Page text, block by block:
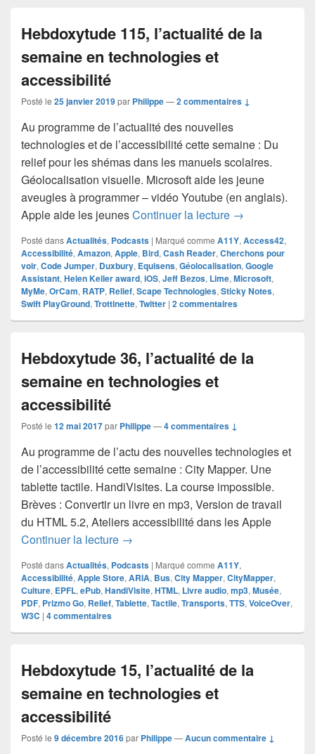
Hebdoxytude 115, l’actualité de la
semaine en technologies et
accessibilité
Posté le 25 janvier 2019par Philippe—2 commentaires ↓
Au programme de l’actualité des nouvelles
technologies et de l’accessibilité cette semaine : Du
relief pour les shémas dans les manuels scolaires.
Géolocalisation visuelle. Microsoft aide les jeune
aveugles à programmer – vidéo Youtube (en anglais).
Apple aide les jeunesContinuer la lecture Hebdoxytude
→
Posté dansActualités, Podcasts | Marqué comme A11Y, Access42,
Accessibilité, Amazon, Apple, Bird, Cash Reader, Cherchons pour
voir, Code Jumper, Duxbury, Equisens, Géolocalisation, Google
Assistant, Helen Keller award, iOS, Jeff Bezos, Lime, Microsoft,
MyMe, OrCam, RATP, Relief, Scape Technologies, Sticky Notes,
Swift PlayGround, Trottinette, Twitter | 2 commentaires
Hebdoxytude 36, l’actualité de la
semaine en technologies et
accessibilité
Posté le 12 mai 2017par Philippe—4 commentaires ↓
Au programme de l’actu des nouvelles technologies et
de l’accessibilité cette semaine : City Mapper. Une
tablette tactile. HandiVisites. La course impossible.
Brèves : Convertir un livre en mp3, Version de travail
du HTML 5.2, Ateliers accessibilité dans les Apple
Continuer la lecture Hebdoxytude 36, l’actualité de la
→
Posté dansActualités, Podcasts | Marqué comme A11Y,
Accessibilité, Apple Store, ARIA, Bus, City Mapper, CityMapper,
Culture, EPFL, ePub, HandiVisite, HTML, Livre audio, mp3, Musée,
PDF, Prizmo Go, Relief, Tablette, Tactile, Transports, TTS, VoiceOver,
W3C | 4commentaires
Hebdoxytude 15, l’actualité de la
semaine en technologies et
accessibilité
Posté le 9 décembre 2016par Philippe—Aucun commentaire ↓